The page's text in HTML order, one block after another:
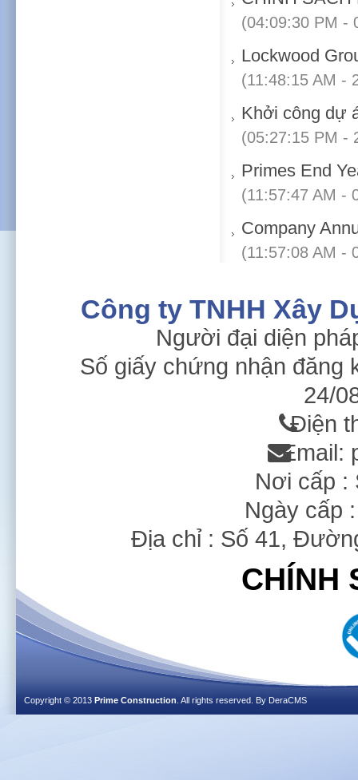
(04:09:30 PM -
Lockwood
(11:48:15 AM -
Khởi công dự
(05:27:15 PM -
Primes End
(11:57:47 AM -
Company
(11:57:08 AM -
Công ty TNHH Xây
Người đại diện
Số giấy chứng nhận đăng
24/
Điện
Email:
Nơi cấp :
Ngày cấp
Địa chỉ : Số 41,
CHÍNH
Copyright © 2013 Prime Construction . All rights reserved. By DeraCMS